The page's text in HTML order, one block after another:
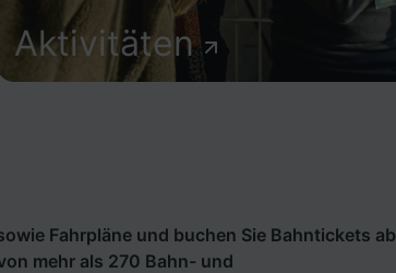
Aktivitäten
Fahrpläne und buchen Sie Bahntickets ab
mehr als 270 Bahn- und